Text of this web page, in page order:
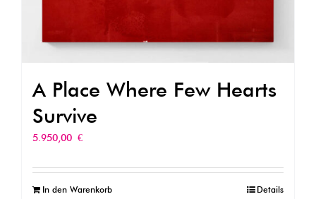
A Place Where Few Hearts
Survive
5.950,00 €
In den Warenkorb Details